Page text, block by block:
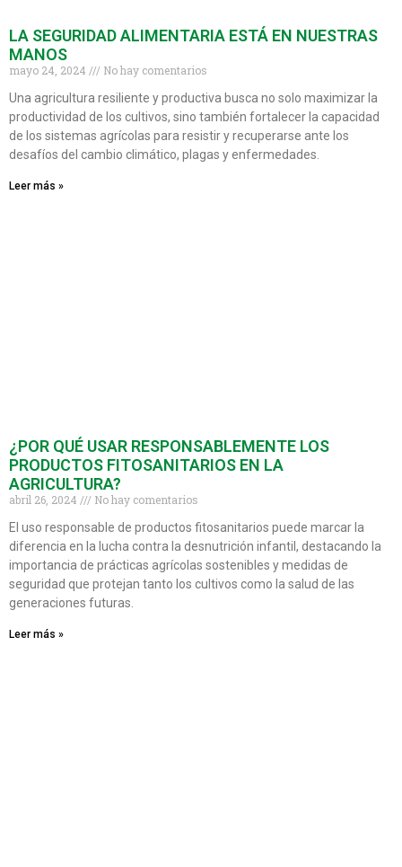
LA SEGURIDAD ALIMENTARIA ESTÁ EN NUESTRAS
MANOS
mayo 24, 2024
No hay comentarios
Una agricultura resiliente y productiva busca no solo maximizar la
productividad de los cultivos, sino también fortalecer la capacidad
de los sistemas agrícolas para resistir y recuperarse ante los
desafíos del cambio climático, plagas y enfermedades.
Leer más »
¿POR QUÉ USAR RESPONSABLEMENTE LOS
PRODUCTOS FITOSANITARIOS EN LA
AGRICULTURA?
abril 26, 2024
No hay comentarios
El uso responsable de productos fitosanitarios puede marcar la
diferencia en la lucha contra la desnutrición infantil, destacando la
importancia de prácticas agrícolas sostenibles y medidas de
seguridad que protejan tanto los cultivos como la salud de las
generaciones futuras.
Leer más »